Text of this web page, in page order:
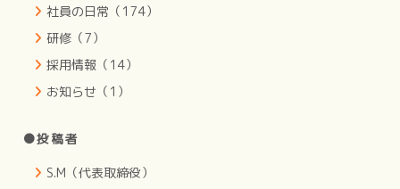
社員の日常（174）
研修（7）
採用情報（14）
お知らせ（1）
●投稿者
S.M（代表取締役）